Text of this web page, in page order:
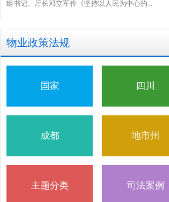
组书记、厅长邓立军作《坚持以人民为中心的...
物业政策法规
国家 四川
成都 地市州
主题分类 司法案例